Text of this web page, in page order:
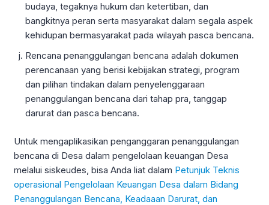
budaya, tegaknya hukum dan ketertiban, dan
bangkitnya peran serta masyarakat dalam segala aspek
kehidupan bermasyarakat pada wilayah pasca bencana.
Rencana penanggulangan bencana adalah dokumen
perencanaan yang berisi kebijakan strategi, program
dan pilihan tindakan dalam penyelenggaraan
penanggulangan bencana dari tahap pra, tanggap
darurat dan pasca bencana.
Untuk mengaplikasikan penganggaran penanggulangan
bencana di Desa dalam pengelolaan keuangan Desa
melalui siskeudes, bisa Anda liat dalam Petunjuk Teknis
operasional Pengelolaan Keuangan Desa dalam Bidang
Penanggulangan Bencana, Keadaaan Darurat, dan